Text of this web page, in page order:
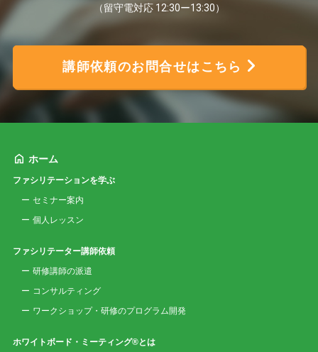
（留守電対応 12:30ー13:30）
講師依頼のお問合せはこちら
ホーム
ファシリテーションを学ぶ
セミナー案内
個人レッスン
ファシリテーター講師依頼
研修講師の派遣
コンサルティング
ワークショップ・研修のプログラム開発
ホワイトボード・ミーティング®とは